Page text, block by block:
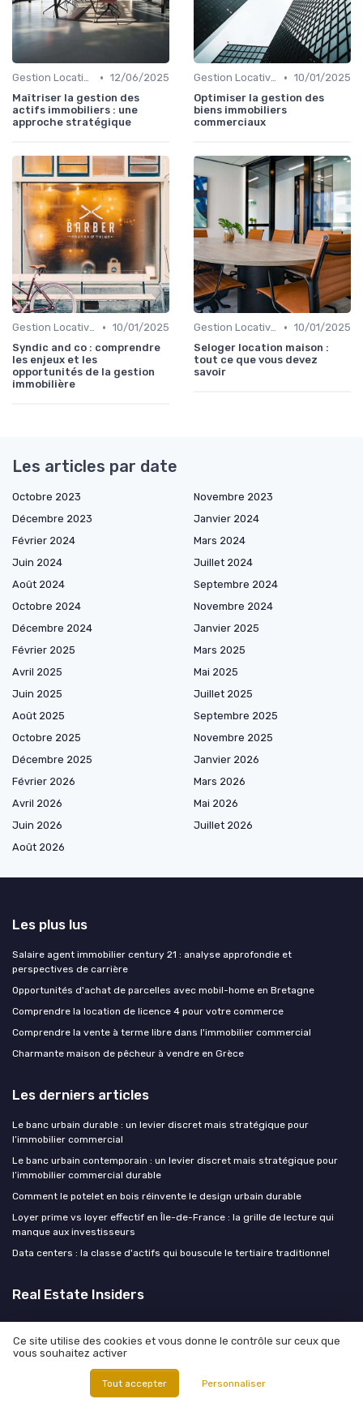
Gestion Locative et Asset Management • 12/06/2025
Maîtriser la gestion des
actifs immobiliers : une
approche stratégique
Gestion Locative et Asset Management • 10/01/2025
Optimiser la gestion des
biens immobiliers
commerciaux
Gestion Locative et Asset Management • 10/01/2025
Syndic and co : comprendre
les enjeux et les
opportunités de la gestion
immobilière
Gestion Locative et Asset Management • 10/01/2025
Seloger location maison :
tout ce que vous devez
savoir
Les articles par date
Octobre 2023
Novembre 2023
Décembre 2023
Janvier 2024
Février 2024
Mars 2024
Juin 2024
Juillet 2024
Août 2024
Septembre 2024
Octobre 2024
Novembre 2024
Décembre 2024
Janvier 2025
Février 2025
Mars 2025
Avril 2025
Mai 2025
Juin 2025
Juillet 2025
Août 2025
Septembre 2025
Octobre 2025
Novembre 2025
Décembre 2025
Janvier 2026
Février 2026
Mars 2026
Avril 2026
Mai 2026
Juin 2026
Juillet 2026
Août 2026
Les plus lus
Salaire agent immobilier century 21 : analyse approfondie et
perspectives de carrière
Opportunités d'achat de parcelles avec mobil-home en Bretagne
Comprendre la location de licence 4 pour votre commerce
Comprendre la vente à terme libre dans l'immobilier commercial
Charmante maison de pêcheur à vendre en Grèce
Les derniers articles
Le banc urbain durable : un levier discret mais stratégique pour
l’immobilier commercial
Le banc urbain contemporain : un levier discret mais stratégique pour
l’immobilier commercial durable
Comment le potelet en bois réinvente le design urbain durable
Loyer prime vs loyer effectif en Île-de-France : la grille de lecture qui
manque aux investisseurs
Data centers : la classe d'actifs qui bouscule le tertiaire traditionnel
Real Estate Insiders
Politique de confidentialité
© Real Estate Insiders 2026
Ce site utilise des cookies et vous donne le contrôle sur ceux que
vous souhaitez activer
Tout accepter Personnaliser